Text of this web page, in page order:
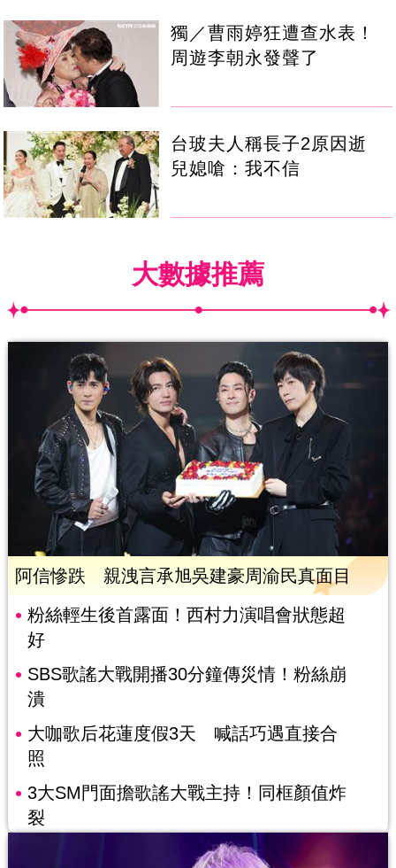
獨／曹雨婷狂遭查水表！
周遊李朝永發聲了
台玻夫人稱長子2原因逝
兒媳嗆：我不信
大數據推薦
阿信慘跌 親洩言承旭吳建豪周渝民真面目
粉絲輕生後首露面！西村力演唱會狀態超
好
SBS歌謠大戰開播30分鐘傳災情！粉絲崩
潰
大咖歌后花蓮度假3天 喊話巧遇直接合
照
3大SM門面擔歌謠大戰主持！同框顏值炸
裂